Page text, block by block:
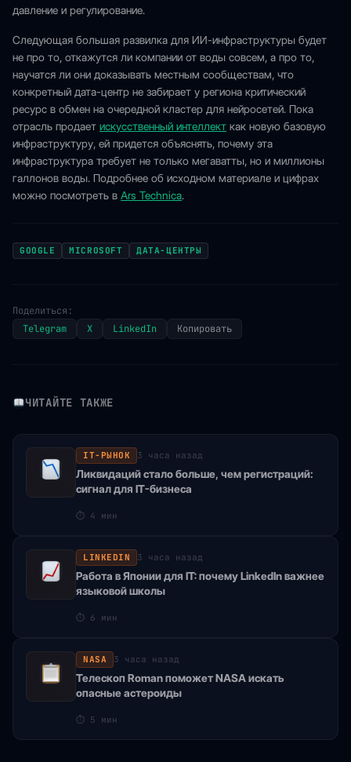
давление и регулирование.
Следующая большая развилка для ИИ-инфраструктуры будет
не про то, откажутся ли компании от воды совсем, а про то,
научатся ли они доказывать местным сообществам, что
конкретный дата-центр не забирает у региона критический
ресурс в обмен на очередной кластер для нейросетей. Пока
отрасль продает искусственный интеллект как новую базовую
инфраструктуру, ей придется объяснять, почему эта
инфраструктура требует не только мегаватты, но и миллионы
галлонов воды. Подробнее об исходном материале и цифрах
можно посмотреть в Ars Technica.
GOOGLE MICROSOFT ДАТА-ЦЕНТРЫ
Поделиться:
Telegram
X LinkedIn Копировать
ЧИТАЙТЕ ТАКЖЕ
IT-РЫНОК 3 часа назад
Ликвидаций стало больше, чем регистраций:
сигнал для IT-бизнеса
⏱ 4 мин
LINKEDIN 3 часа назад
Работа в Японии для IT: почему LinkedIn важнее
языковой школы
⏱ 6 мин
NASA 3 часа назад
Телескоп Roman поможет NASA искать
опасные астероиды
⏱ 5 мин